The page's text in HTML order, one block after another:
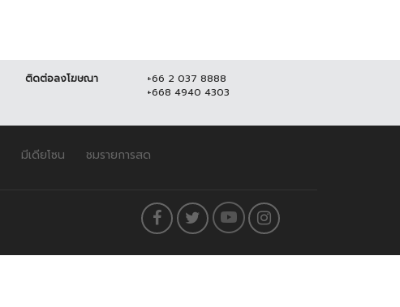
ติดต่อลงโฆษณา
+66 2 037 8888
+668 4940 4303
มีเดียโซน ชมรายการสด